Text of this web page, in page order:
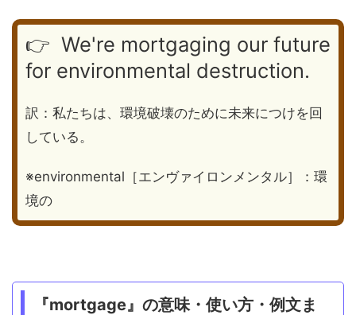
👉 We're mortgaging our future
for environmental destruction.
訳：私たちは、環境破壊のために未来につけを回
している。
※environmental［エンヴァイロンメンタル］：環
境の
『mortgage』の意味・使い方・例文ま